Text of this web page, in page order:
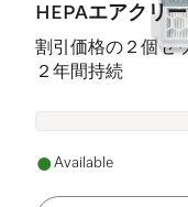
HEPAエアクリ
割引価格の２個セ
２年間持続
Available